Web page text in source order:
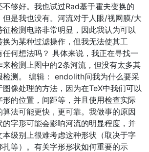
不够好。我也试过Rad基于霍夫变换的
但是我也没有。河流对于人眼/视网膜/大
征检测电路非常明显，因此我认为可以
换为某种过滤操作，但我无法使其工
任何想法吗？ 具体来说，我正在寻找一
来检测上图中的2条河流，但没有太多其
检测。 编辑： endolith问我为什么要采
图像处理的方法，因为在TeX中我们可以
形的位置，间距等，并且使用检查实际
算法可能更快，更可靠。我做事的原因
的字形可能会影响河流的明显程度，并
本级别上很难考虑这种形状（取决于字
扎等）。有关字形形状如何重要的示